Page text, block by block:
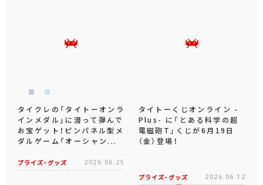
タイクレの「タイトーオンラ
インメダル」に潜って弾んで
お宝ゲット！ピンパネル型メ
ダルゲーム「オーシャン...
プライズ・グッズ 2026.06.25
タイトーくじオンライン -
Plus- に「とある科学の超
電磁砲T」くじが6月19日
（金）登場！
プライズ・グッズ 2026.06.12